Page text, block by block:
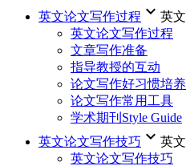
英文论文写作过程 keyboard_arrow_down 英
英文论文写作过程
文章写作准备
指导教授的互动
论文写作好习惯培养
论文写作常用工具
学术期刊Style Guide
英文论文写作技巧 keyboard_arrow_down 英
英文论文写作技巧